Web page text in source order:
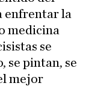
enfrentar la
medicina
se
se pintan, se
mejor